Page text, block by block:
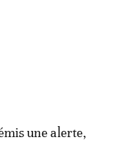
une alerte,